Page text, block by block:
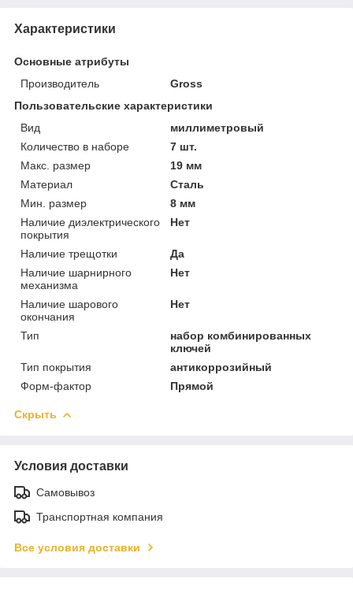
Характеристики
Основные атрибуты
Производитель
Gross
Пользовательские характеристики
Вид
миллиметровый
Количество в наборе
7 шт.
Макс. размер
19 мм
Материал
Сталь
Мин. размер
8 мм
Наличие диэлектрического
покрытия
Нет
Наличие трещотки
Да
Наличие шарнирного
механизма
Нет
Наличие шарового
окончания
Нет
Тип
набор комбинированных
ключей
Тип покрытия
антикоррозийный
Форм-фактор
Прямой
Скрыть
Условия доставки
Самовывоз
Транспортная компания
Все условия доставки